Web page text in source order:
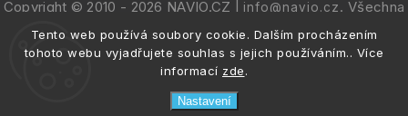
Tento web používá soubory cookie. Dalším procházením
tohoto webu vyjadřujete souhlas s jejich používáním.. Více
informací zde.
Nastavení
Copyright © 2010 - 2026 NAVIO.CZ info@navio.cz. Všechna
práva vyhrazena.